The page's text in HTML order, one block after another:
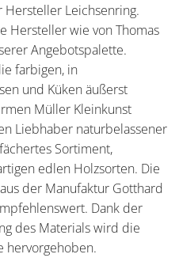
Leichsenring.
Hersteller wie von Thomas
Angebotspalette.
farbigen, in
und Küken äußerst
Müller Kleinkunst
Liebhaber naturbelassener
Sortiment,
edlen Holzsorten. Die
der Manufaktur Gotthard
Dank der
des Materials wird die
hervorgehoben.